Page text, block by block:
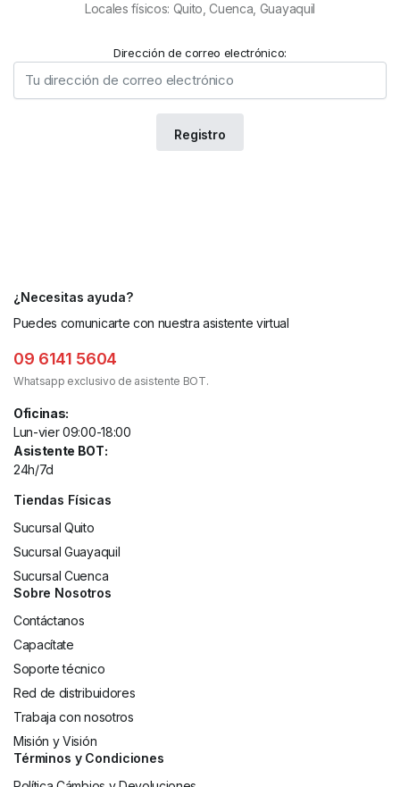
Locales físicos: Quito, Cuenca, Guayaquil
Dirección de correo electrónico:
¿Necesitas ayuda?
Puedes comunicarte con nuestra asistente virtual
09 6141 5604
Whatsapp exclusivo de asistente BOT.
Oficinas:
Lun-vier 09:00-18:00
Asistente BOT:
24h/7d
Tiendas Físicas
Sucursal Quito
Sucursal Guayaquil
Sucursal Cuenca
Sobre Nosotros
Contáctanos
Capacítate
Soporte técnico
Red de distribuidores
Trabaja con nosotros
Misión y Visión
Términos y Condiciones